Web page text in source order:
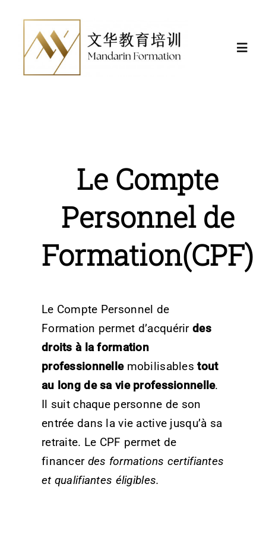
content
Certificat et financementLe Compte
Personnel de
Formation(CPF)
Le Compte Personnel de
Formation permet d’acquérir des
droits à la formation
professionnellemobilisablestout
au long de sa vie professionnelle.
Il suit chaque personne de son
entrée dans la vie active jusqu’à sa
retraite. Le CPF permet de
financerdes formations certifiantes
et qualifiantes éligibles.